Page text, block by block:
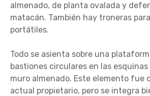
almenado, de planta ovalada y
matacán. También hay troneras
portátiles.
Todo se asienta sobre una
bastiones circulares en las
muro almenado. Este elemento fue
actual propietario, pero se integra